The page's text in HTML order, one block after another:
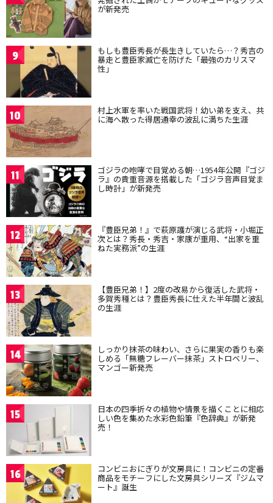
が新発売
9 もしも豊臣秀長が長生きしていたら…？秀吉の
暴走と豊臣家滅亡を防げた「最強のカリスマ
性」
10 村上水軍を率いた戦国武将！幼い弟を支え、共
に海へ散った得居通幸の波乱に満ちた生涯
11 ゴジラの咆哮で目覚める朝…1954年公開『ゴジ
ラ』の貴重音源を搭載した「ゴジラ音声目覚ま
し時計」が新発売
12 『豊臣兄弟！』で萩原護が演じる武将・小堀正
次とは？秀長・秀吉・家康が重用、“出家を重
ねた実務派”の生涯
13 【豊臣兄弟！】2度の改易から復活した武将・
多賀秀種とは？豊臣秀長に仕えた半年間と波乱
の生涯
14 しっかり抹茶の味わい、さらに果実の香りも楽
しめる「無糖フレーバー抹茶」ストロベリー、
マンゴー新発売
15 日本の四季折々の植物や情景を描くことに相応
しい色を集めた水彩色鉛筆『色辞典』が新発
売！
16 コンビニおにぎりが文房具に！コンビニの定番
商品をモチーフにした文房具シリーズ『ジムマ
ート』誕生